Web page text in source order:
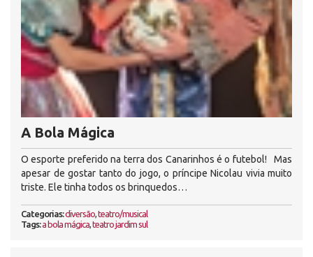
A Bola Mágica
O esporte preferido na terra dos Canarinhos é o futebol! Mas
apesar de gostar tanto do jogo, o príncipe Nicolau vivia muito
triste. Ele tinha todos os brinquedos…
Categorias:diversão,teatro/musical
Tags:a bola mágica,teatro jardim sul